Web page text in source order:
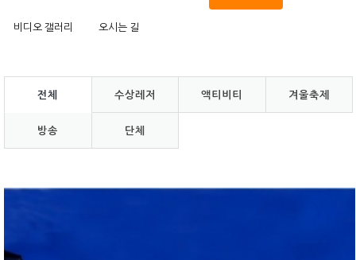
비디오 갤러리 오시는 길
전체 수상레저 액티비티 겨울축제
방송 단체